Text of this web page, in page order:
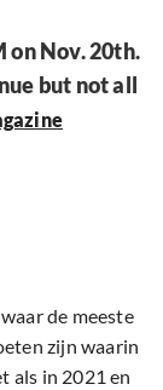
on Nov. 20th.
but not all
de meeste
zijn waarin
als in 2021 en